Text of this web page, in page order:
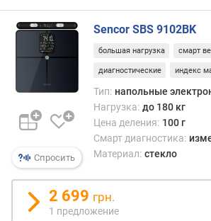
Спросить
Sencor SBS 9102BK
большая нагрузка смарт
диагностические индекс
Тип: напольные
Нагрузка: до 180 кг
Цена деления: 100 г
Смарт диагностика:
Материал: стекло
2 699 грн.
1 предложение